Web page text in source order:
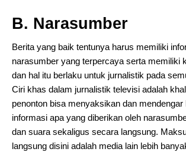
B. Narasumber
Berita yang baik tentunya harus memiliki
narasumber yang terpercaya serta memiliki
dan hal itu berlaku untuk jurnalistik pada
Ciri khas dalam jurnalistik televisi adalah
penonton bisa menyaksikan dan mendengar
informasi apa yang diberikan oleh
dan suara sekaligus secara langsung.
langsung disini adalah media lain lebih